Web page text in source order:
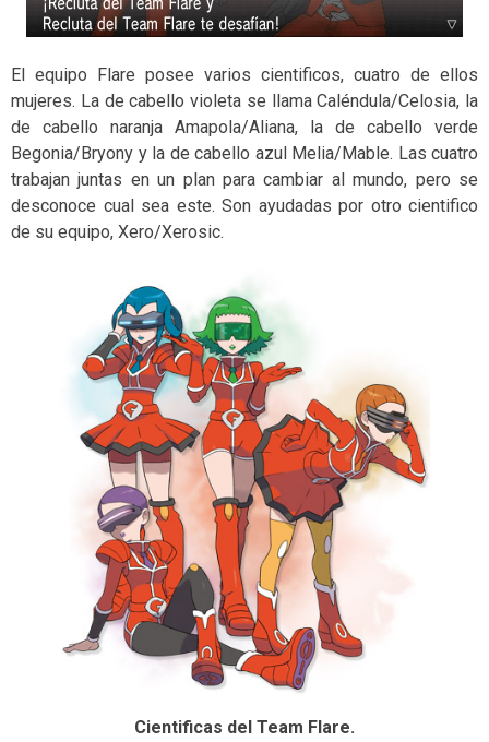
El equipo Flare posee varios cientificos, cuatro de ellos
mujeres. La de cabello violeta se llama Caléndula/Celosia, la
de cabello naranja Amapola/Aliana, la de cabello verde
Begonia/Bryony y la de cabello azul Melia/Mable. Las cuatro
trabajan juntas en un plan para cambiar al mundo, pero se
desconoce cual sea este. Son ayudadas por otro cientifico
de su equipo, Xero/Xerosic.
Cientificas del Team Flare.